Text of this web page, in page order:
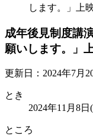
します。」上
成年後見制度講
願いします。」
更新日：2024年7月
とき
2024年11月8日
ところ